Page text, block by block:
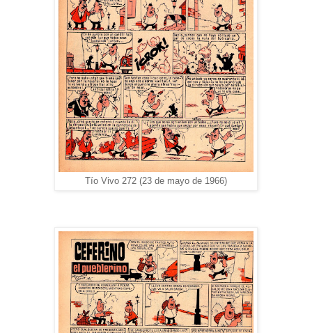
Tío Vivo 272 (23 de mayo de 1966)